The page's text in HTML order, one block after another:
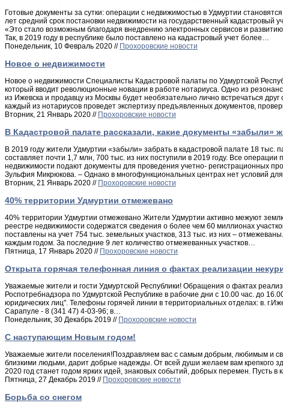
Готовые документы за сутки: операции с недвижимостью в Удмуртии
лет средний срок постановки недвижимости на государственный кадастровый
«Это стало возможным благодаря внедрению электронных сервисов и
Так, в 2019 году в республике было поставлено на кадастровый учет более…
Понедельник, 10 Февраль 2020 // Прохоровские новости
Новое о недвижимости
Новое о недвижимости Специалисты Кадастровой палаты по Удмуртской
который вводит революционные новации в работе нотариуса. Одно из
из Ижевска и продавцу из Москвы будет необязательно лично встречаться
каждый из нотариусов проведет экспертизу предъявленных документов,
Вторник, 21 Январь 2020 // Прохоровские новости
В Кадастровой палате рассказали, какие документы «забыли»
В 2019 году жители Удмуртии «забыли» забрать в кадастровой палате 18 тыс.
составляет почти 1,7 млн, 700 тыс. из них поступили в 2019 году. Все
недвижимости подают документы для проведения учетно- регистрационных
Зульфия Микрюкова. – Однако в многофункциональных центрах нет условий
Вторник, 21 Январь 2020 // Прохоровские новости
40% территории Удмуртии отмежевано
40% территории Удмуртии отмежевано Жители Удмуртии активно межуют
реестре недвижимости содержатся сведения о более чем 60 миллионах
поставлены на учет 754 тыс. земельных участков, 313 тыс. из них –
каждым годом. За последние 9 лет количество отмежеванных участков…
Пятница, 17 Январь 2020 // Прохоровские новости
Открыта горячая телефонная линия о фактах реализации
Уважаемые жители и гости Удмуртской Республики! Обращения о фактах
Роспотребнадзора по Удмуртской Республике в рабочие дни с 10.00 час. до
юридических лиц". Телефоны горячей линии в территориальных отделах: в.
Сарапуле - 8 (341 47) 4-03-96; в…
Понедельник, 30 Декабрь 2019 // Прохоровские новости
С наступающим Новым годом!
Уважаемые жители поселения!Поздравляем вас с самым добрым, любимым и
близкими людьми, дарит добрые надежды. От всей души желаем вам крепкого
2020 год станет годом ярких идей, знаковых событий, добрых перемен. Пусть
Пятница, 27 Декабрь 2019 // Прохоровские новости
Борьба со снегом